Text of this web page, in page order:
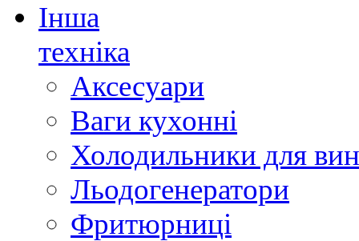
Інша
техніка
Аксесуари
Ваги кухонні
Холодильники для
Льодогенератори
Фритюрниці